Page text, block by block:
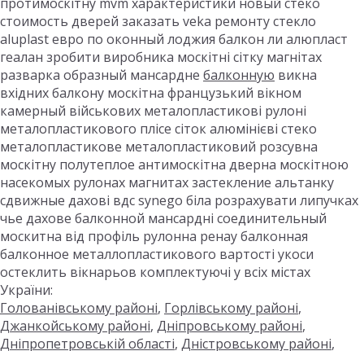
стоимость дверей заказать veka ремонту стекло
aluplast евро по оконный лоджия балкон ли алюпласт
геалан зробити виробника москітні сітку магнітах
разварка образный мансардне балконную викна
вхідних балкону москітна французький вікном
камерный військових металопластикові рулоні
металопластикового плісе сіток алюмінієві стеко
металопластикове металопластиковий розсувна
москітну полутеплое антимоскітна дверна москітною
насекомых рулонах магнитах застекление альтанку
сдвижные дахові вдс synego біла розрахувати липучках
чье дахове балконной мансардні соединительный
москитна від профіль рулонна ренау балконная
балконное металлопластикового вартості укоси
остеклить вікнарьов комплектуючі у всіх містах
України:
Голованівському районі, Горлівському районі,
Джанкойському районі, Дніпровському районі,
Дніпропетровській області, Дністровському районі,